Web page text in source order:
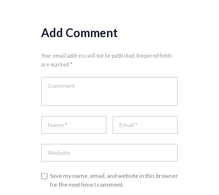
Add Comment
Your email address will not be published. Required fields
are marked *
Save my name, email, and website in this browser
for the next time I comment.